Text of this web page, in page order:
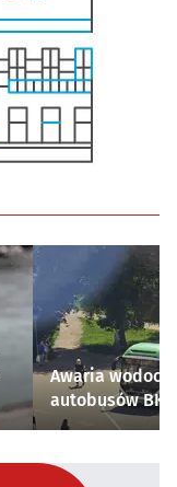
Awaria
autobusów